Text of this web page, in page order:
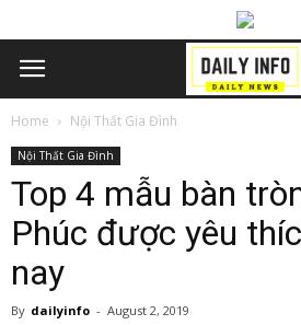
Home Nội Thất Gia Đình
Nội Thất Gia Đình
Top 4 mẫu bàn
Phúc được yêu
nay
By dailyinfo - August 2, 2019